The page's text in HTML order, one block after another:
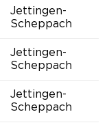
Jettingen-
Scheppach
Jettingen-
Scheppach
Jettingen-
Scheppach